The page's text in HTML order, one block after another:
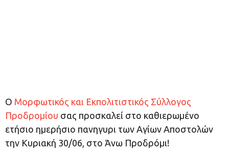
Ο Μορφωτικός και Εκπολιτιστικός Σύλλογος
Προδρομίου σας προσκαλεί στο καθιερωμένο
ετήσιο ημερήσιο πανηγυρι των Αγίων Αποστολών
την Κυριακή 30/06, στο Άνω Προδρόμι!